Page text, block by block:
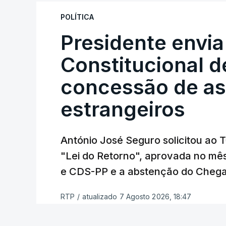
os apoios chegam a quem mais
Assegurar que "ninguém é
O Preisdente deixa, no entanto, deixa
"deve ter como primeiro critério a
de simplificação pode traduzir-se
António José Seguro vinca que se
face à situação de que hoje beneficia"
situações "de maior fragilidade", como
POLÍTICA
Presidente
Constitucional
concessão de
estrangeiros
António José Seguro solicitou ao
"Lei do Retorno", aprovada no
e CDS-PP e a abstenção do
RTP / atualizado 7 Agosto 2026, 18:47